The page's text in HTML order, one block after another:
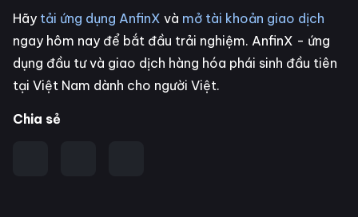
Hãy tải ứng dụng AnfinX và mở tài khoản giao dịch
ngay hôm nay để bắt đầu trải nghiệm. AnfinX - ứng
dụng đầu tư và giao dịch hàng hóa phái sinh đầu tiên
tại Việt Nam dành cho người Việt.
Chia sẻ